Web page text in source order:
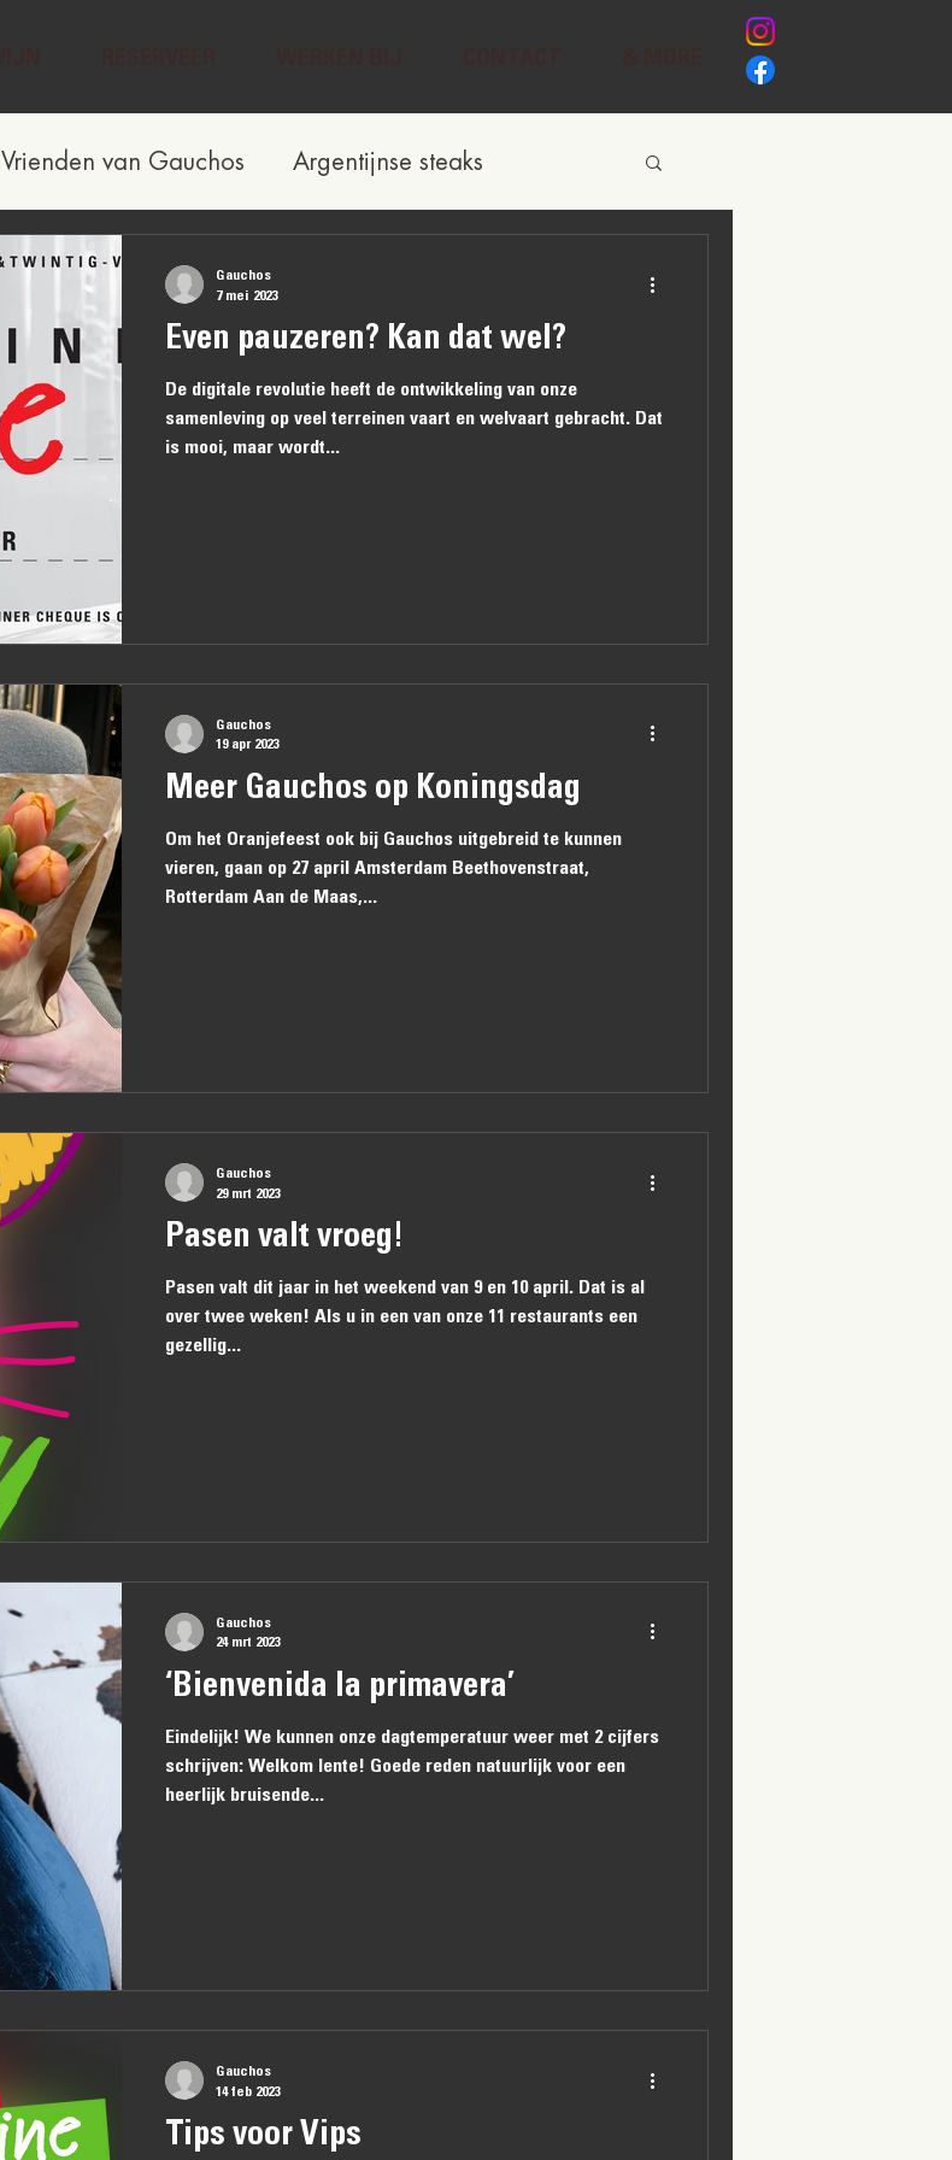
Vrienden van Gauchos Argentijnse steaks
Even pauzeren? Kan dat wel?
De digitale revolutie heeft de ontwikkeling van onze
samenleving op veel terreinen vaart en welvaart gebracht. Dat
is mooi, maar wordt...
Gauchos
7 mei 2023
Meer Gauchos op Koningsdag
Om het Oranjefeest ook bij Gauchos uitgebreid te kunnen
vieren, gaan ​op 27 april Amsterdam Beethovenstraat,
Rotterdam Aan de Maas,...
Gauchos
19 apr 2023
Pasen valt vroeg!
Pasen valt dit jaar in het weekend van 9 en 10 april. Dat is al
over twee weken! Als u in een van onze 11 restaurants een
gezellig...
Gauchos
29 mrt 2023
‘Bienvenida la primavera’
Eindelijk! We kunnen onze dagtemperatuur weer met 2 cijfers
schrijven: Welkom lente! Goede reden natuurlijk voor een
heerlijk bruisende...
Gauchos
24 mrt 2023
Tips voor Vips
Gauchos
14 feb 2023